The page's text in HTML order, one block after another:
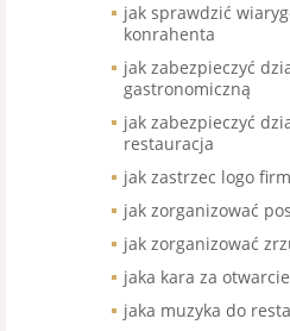
jak sprawdzić
konrahenta
jak zabezpieczyć
gastronomiczną
jak zabezpieczyć
restauracja
jak zastrzec logo
jak zorganizować
jak zorganizować
jaka kara za
jaka muzyka do